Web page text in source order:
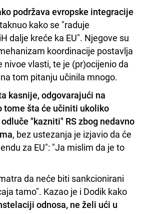
podržava evropske integracije
kako se "raduje
dalje kreće ka EU". Njegove su
koordinacije postavlja
nivoe vlasti, te je (pr)ocijenio da
tom pitanju učinila mnogo.
kasnije, odgovarajući na
tome šta će učiniti ukoliko
"kazniti" RS zbog nedavno
, bez ustezanja je izjavio da će
za EU": "Ja mislim da je to
da neće biti sankcionirani
tamo". Kazao je i Dodik kako
odnosa, ne želi ući u